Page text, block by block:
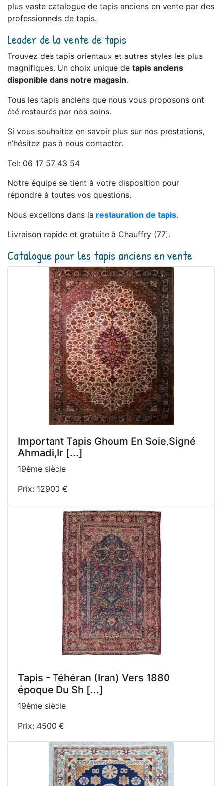
plus vaste catalogue de tapis anciens en vente par des
professionnels de tapis.
Leader de la vente de tapis
Trouvez des tapis orientaux et autres styles les plus
magnifiques. Un choix unique de tapis anciens
disponible dans notre magasin.
Tous les tapis anciens que nous vous proposons ont
été restaurés par nos soins.
Si vous souhaitez en savoir plus sur nos prestations,
n’hésitez pas à nous contacter.
Tel: 06 17 57 43 54
Notre équipe se tient à votre disposition pour
répondre à toutes vos questions.
Nous excellons dans la restauration de tapis.
Livraison rapide et gratuite à Chauffry (77).
Catalogue pour les tapis anciens en vente
Important Tapis Ghoum En Soie,Signé
Ahmadi,Ir [...]
19ème siècle
Prix: 12900 €
Tapis - Téhéran (Iran) Vers 1880
époque Du Sh [...]
19ème siècle
Prix: 4500 €